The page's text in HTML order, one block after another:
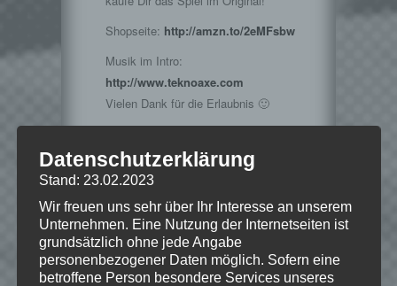
Shopseite: http://amzn.to/2eMFsbw
Musik im Intro:
http://www.teknoaxe.com
Vielen Dank für die Erlaubnis 🙂
© 2016 GIANTS Software GmbH Alle
Warenzeichen sind das Eigentum ihrer
jeweiligen Besitzer.
Datenschutzerklärung
Stand: 23.02.2023
Wir freuen uns sehr über Ihr Interesse an unserem
Unternehmen. Eine Nutzung der Internetseiten ist
grundsätzlich ohne jede Angabe
personenbezogener Daten möglich. Sofern eine
betroffene Person besondere Services unseres